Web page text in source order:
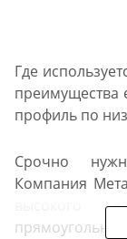
Где
преимущества
профиль по
Срочно
Компания
высокого